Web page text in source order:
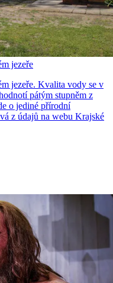
jezeře
jezeře. Kvalita vody se v
pátým stupněm z
o jediné přírodní
z údajů na webu Krajské